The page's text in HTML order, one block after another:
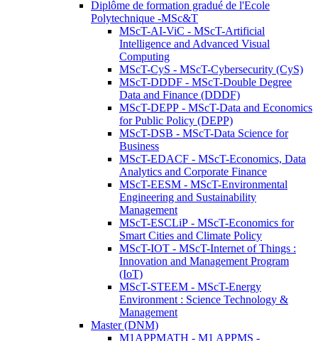
Diplôme de formation gradué de l'Ecole
Polytechnique -MSc&T
MScT-AI-ViC - MScT-Artificial
Intelligence and Advanced Visual
Computing
MScT-CyS - MScT-Cybersecurity (CyS)
MScT-DDDF - MScT-Double Degree
Data and Finance (DDDF)
MScT-DEPP - MScT-Data and Economics
for Public Policy (DEPP)
MScT-DSB - MScT-Data Science for
Business
MScT-EDACF - MScT-Economics, Data
Analytics and Corporate Finance
MScT-EESM - MScT-Environmental
Engineering and Sustainability
Management
MScT-ESCLiP - MScT-Economics for
Smart Cities and Climate Policy
MScT-IOT - MScT-Internet of Things :
Innovation and Management Program
(IoT)
MScT-STEEM - MScT-Energy
Environment : Science Technology &
Management
Master (DNM)
M1APPMATH - M1 APPMS -